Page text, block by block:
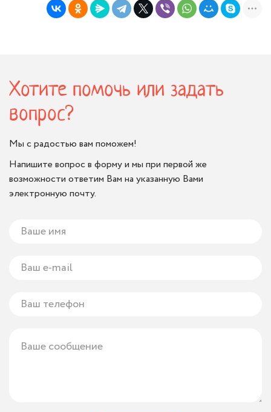
Хотите помочь или задать
вопрос?
Мы с радостью вам поможем!
Напишите вопрос в форму и мы при первой же
возможности ответим Вам на указанную Вами
электронную почту.